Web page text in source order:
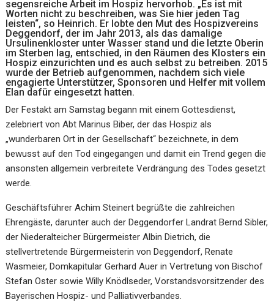
segensreiche Arbeit im Hospiz hervorhob. „Es ist mit
Worten nicht zu beschreiben, was Sie hier jeden Tag
leisten“, so Heinrich. Er lobte den Mut des Hospizvereins
Deggendorf, der im Jahr 2013, als das damalige
Ursulinenkloster unter Wasser stand und die letzte Oberin
im Sterben lag, entschied, in den Räumen des Klosters ein
Hospiz einzurichten und es auch selbst zu betreiben. 2015
wurde der Betrieb aufgenommen, nachdem sich viele
engagierte Unterstützer, Sponsoren und Helfer mit vollem
Elan dafür eingesetzt hatten.
Der Festakt am Samstag begann mit einem Gottesdienst,
zelebriert von Abt Marinus Biber, der das Hospiz als
„wunderbaren Ort in der Gesellschaft“ bezeichnete, in dem
bewusst auf den Tod eingegangen und damit ein Trend gegen die
ansonsten allgemein verbreitete Verdrängung des Todes gesetzt
werde.
Geschäftsführer Achim Steinert begrüßte die zahlreichen
Ehrengäste, darunter auch der Deggendorfer Landrat Bernd Sibler,
der Niederalteicher Bürgermeister Albin Dietrich, die
stellvertretende Bürgermeisterin von Deggendorf, Renate
Wasmeier, Domkapitular Gerhard Auer in Vertretung von Bischof
Stefan Oster sowie Willy Knödlseder, Vorstandsvorsitzender des
Bayerischen Hospiz- und Palliativverbandes.